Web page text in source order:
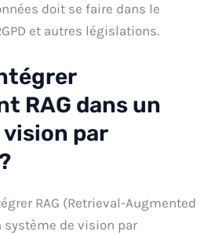
doit se faire dans le
et autres législations.
RAG dans un
par
RAG (Retrieval-Augmented
système de vision par